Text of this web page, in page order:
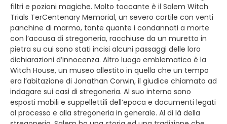
filtri e pozioni magiche. Molto toccante è il Salem Witch
Trials TerCentenary Memorial, un severo cortile con venti
panchine di marmo, tante quante i condannati a morte
con l’accusa di stregoneria, racchiuse da un muretto in
pietra su cui sono stati incisi alcuni passaggi delle loro
dichiarazioni d’innocenza. Altro luogo emblematico è la
Witch House, un museo allestito in quella che un tempo
era l’abitazione di Jonathan Corwin, il giudice chiamato ad
indagare sui casi di stregoneria. Al suo interno sono
esposti mobili e suppellettili dell’epoca e documenti legati
al processo e alla stregoneria in generale. Al di là della